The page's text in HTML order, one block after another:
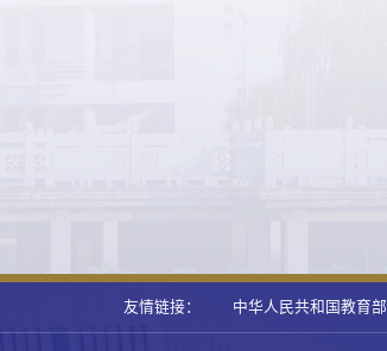
友情链接： 中华人民共和国教育部